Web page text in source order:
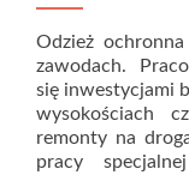
Odzież
zawodach.
się inwestycjami
wysokościach
remonty na
pracy